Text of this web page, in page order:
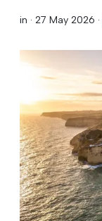
in · 27 May 2026 ·